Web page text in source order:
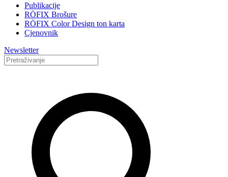
Publikacije
RÖFIX Brošure
RÖFIX Color Design ton karta
Cjenovnik
Newsletter